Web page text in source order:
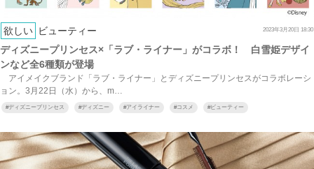
欲しい ビューティー 2023年3月20日 18:30
ディズニープリンセス×「ラブ・ライナー」がコラボ！ 白雪姫デザイ
ンなど全6種類が登場
アイメイクブランド「ラブ・ライナー」とディズニープリンセスがコラボレーシ
ョン。3月22日（水）から、m…
#ディズニープリンセス #ディズニー #アイライナー #コスメ #ビューティー